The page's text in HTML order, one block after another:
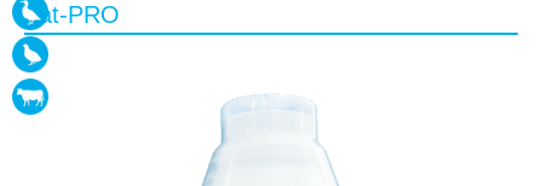
Fat-PRO